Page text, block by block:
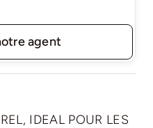
IDEAL POUR LES
agent